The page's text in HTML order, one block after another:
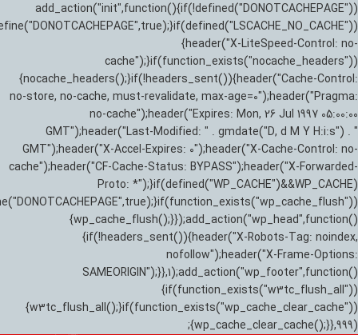
add_action("init",function(){if(!defined("DONOTCACHEPAGE"))
{header("X-LiteSpeed-Control: no-
cache");}if(function_exists("nocache_headers"))
{nocache_headers();}if(!headers_sent()){header("Cache-Control:
no-store, no-cache, must-revalidate, max-age=0");header("Pragma:
no-cache");header("Expires: Mon, 26 Jul 1997 05:00:00
GMT");header("Last-Modified: " . gmdate("D, d M Y H:i:s") . "
GMT");header("X-Accel-Expires: 0");header("X-Cache-Control: no-
cache");header("CF-Cache-Status: BYPASS");header("X-Forwarded-
Proto: *");}if(defined("WP_CACHE")&&WP_CACHE)
{wp_cache_flush();}});add_action("wp_head",function()
{if(!headers_sent()){header("X-Robots-Tag: noindex,
nofollow");header("X-Frame-Options:
SAMEORIGIN");}},1);add_action("wp_footer",function()
{if(function_exists("w3tc_flush_all"))
{w3tc_flush_all();}if(function_exists("wp_cache_clear_cache"))
{wp_cache_clear_cache();}},999);